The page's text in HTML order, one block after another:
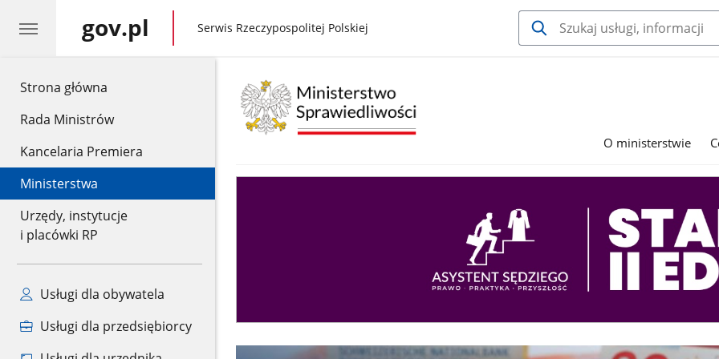
Strona główna
Rada Ministrów
Kancelaria Premiera
Ministerstwa
Urzędy, instytucje
i placówki RP
Usługi dla obywatela
Usługi dla przedsiębiorcy
gov.pl gov.pl
Serwis Rzeczypospolitej Polskiej
O ministerstwie